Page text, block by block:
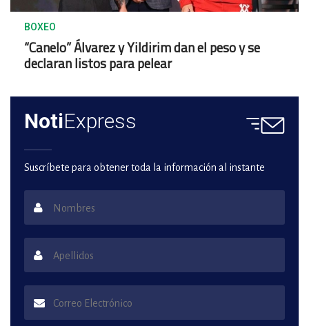
BOXEO
“Canelo” Álvarez y Yildirim dan el peso y se
declaran listos para pelear
NotiExpress
Suscríbete para obtener toda la información al instante